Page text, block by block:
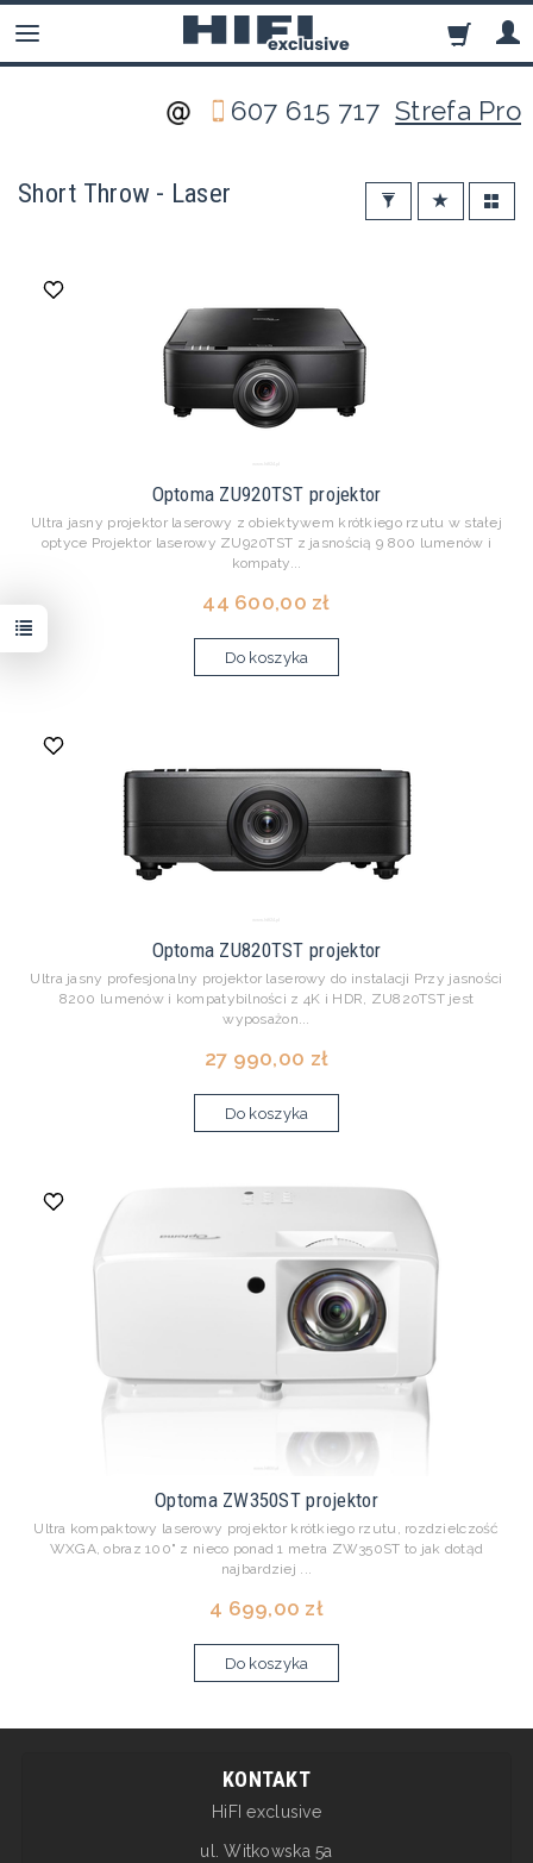
607 615 717Strefa Pro
Short Throw - Laser
Optoma ZU920TST projektor
Ultra jasny projektor laserowy z obiektywem krótkiego rzutu w stałej
optyce Projektor laserowy ZU920TST z jasnością 9 800 lumenów i
kompaty...
44 600,00 zł
Do koszyka
Optoma ZU820TST projektor
Ultra jasny profesjonalny projektor laserowy do instalacji Przy jasności
8200 lumenów i kompatybilności z 4K i HDR, ZU820TST jest
wyposażon...
27 990,00 zł
Do koszyka
Optoma ZW350ST projektor
Ultra kompaktowy laserowy projektor krótkiego rzutu, rozdzielczość
WXGA, obraz 100" z nieco ponad 1 metra ZW350ST to jak dotąd
najbardziej ...
4 699,00 zł
Do koszyka
KONTAKT
HiFI exclusive
ul. Witkowska 5a